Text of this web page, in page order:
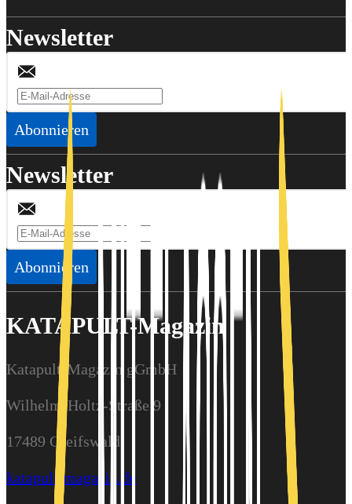
Newsletter
Abonnieren
Newsletter
Abonnieren
KATAPULT-Magazin
Katapult-Magazin gGmbH
Wilhelm-Holtz-Straße 9
17489 Greifswald
katapult-magazin.de